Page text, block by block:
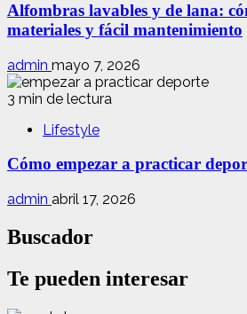
Alfombras lavables y de lana:
materiales y fácil mantenimiento
admin mayo 7, 2026
3 min de lectura
Lifestyle
Cómo empezar a practicar
admin abril 17, 2026
Buscador
Te pueden interesar